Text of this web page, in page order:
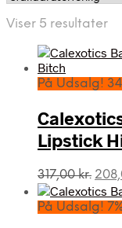
Viser 5 resultater
På Udsalg!
Lipstick
317,00kr. Den
pris
På Udsalg! 7%